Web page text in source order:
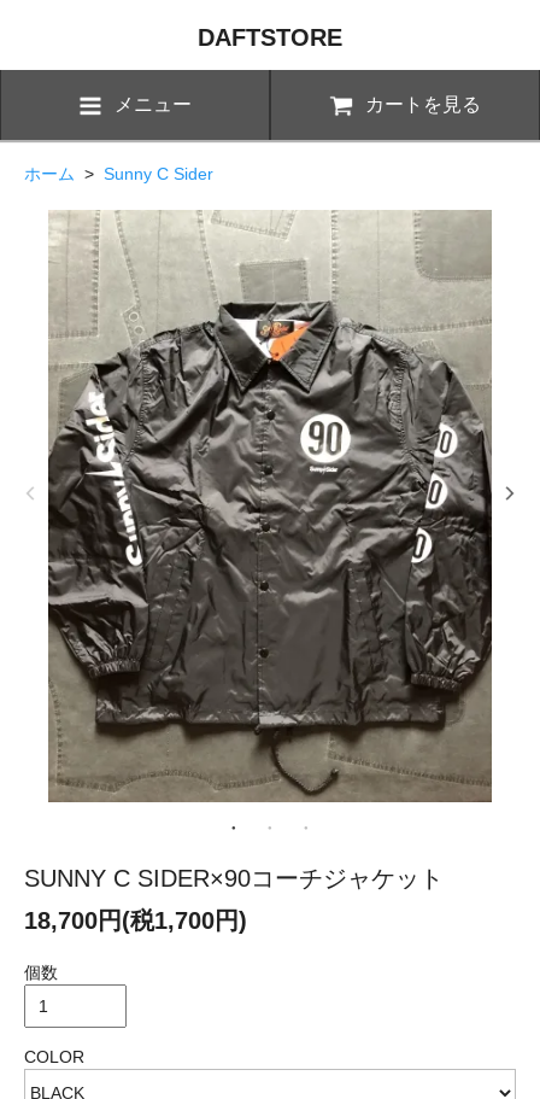
DAFTSTORE
メニュー カートを見る
ホーム > Sunny C Sider
SUNNY C SIDER×90コーチジャケット
18,700円(税1,700円)
個数
COLOR